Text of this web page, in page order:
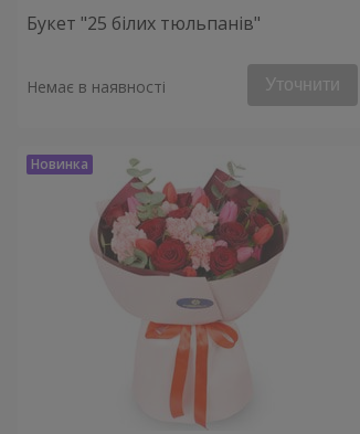
Букет "25 білих тюльпанів"
Немає в наявності Уточнити